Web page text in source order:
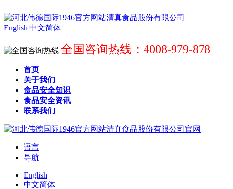
English 中文简体
全国咨询热线：4008-979-878
首页
关于我们
食品安全知识
食品安全资讯
联系我们
语言
导航
English
中文简体